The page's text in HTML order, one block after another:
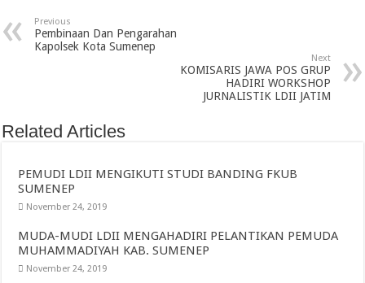
Previous
Pembinaan Dan Pengarahan
Kapolsek Kota Sumenep
Next
KOMISARIS JAWA POS GRUP
HADIRI WORKSHOP
JURNALISTIK LDII JATIM
Related Articles
PEMUDI LDII MENGIKUTI STUDI BANDING FKUB
SUMENEP
November 24, 2019
MUDA-MUDI LDII MENGAHADIRI PELANTIKAN PEMUDA
MUHAMMADIYAH KAB. SUMENEP
November 24, 2019